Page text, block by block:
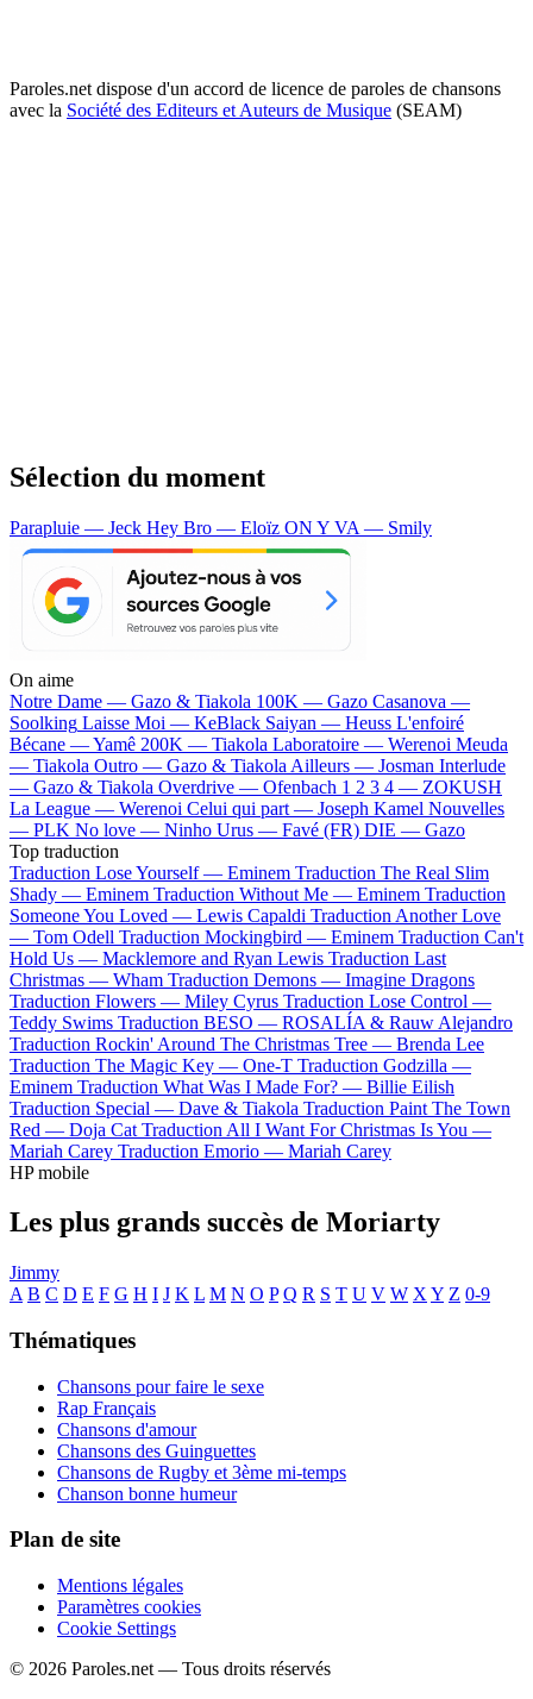
Paroles.net dispose d'un accord de licence de paroles de chansons
avec la Société des Editeurs et Auteurs de Musique (SEAM)
Sélection du moment
Parapluie — Jeck Hey Bro — Eloïz ON Y VA — Smily
On aime
Notre Dame — Gazo & Tiakola 100K — Gazo Casanova —
Soolking Laisse Moi — KeBlack Saiyan — Heuss L'enfoiré
Bécane —Yamê 200K — Tiakola Laboratoire — Werenoi Meuda
— Tiakola Outro — Gazo & Tiakola Ailleurs — Josman Interlude
— Gazo & Tiakola Overdrive — Ofenbach 1 2 3 4 — ZOKUSH
La League — Werenoi Celui qui part — Joseph Kamel Nouvelles
— PLK No love — Ninho Urus — Favé (FR) DIE — Gazo
Top traduction
Traduction Lose Yourself — Eminem Traduction The Real Slim
Shady — Eminem Traduction Without Me — Eminem Traduction
Someone You Loved — Lewis Capaldi Traduction Another Love
— Tom Odell Traduction Mockingbird — Eminem Traduction Can't
Hold Us — Macklemore and Ryan Lewis Traduction Last
Christmas — Wham Traduction Demons — Imagine Dragons
Traduction Flowers — Miley Cyrus Traduction Lose Control —
Teddy Swims Traduction BESO — ROSALÍA & Rauw Alejandro
Traduction Rockin' Around The Christmas Tree — Brenda Lee
Traduction The Magic Key — One-T Traduction Godzilla —
Eminem Traduction What Was I Made For? — Billie Eilish
Traduction Special — Dave & Tiakola Traduction Paint The Town
Red — Doja Cat Traduction All I Want For Christmas Is You —
Mariah Carey Traduction Emorio — Mariah Carey
HP mobile
Les plus grands succès de Moriarty
Jimmy
A B C D E F G H I J K L M N O P Q R S T U V W X Y Z 0-9
Thématiques
Chansons pour faire le sexe
Rap Français
Chansons d'amour
Chansons des Guinguettes
Chansons de Rugby et 3ème mi-temps
Chanson bonne humeur
Plan de site
Mentions légales
Paramètres cookies
Cookie Settings
© 2026 Paroles.net — Tous droits réservés